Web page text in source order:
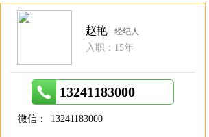
赵艳 经纪人
入职：15年
13241183000
微信： 13241183000